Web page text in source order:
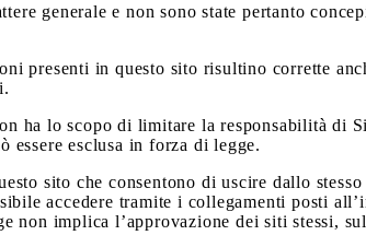
generale e non sono state pertanto
presenti in questo sito risultino corrette
ha lo scopo di limitare la responsabilità
essere esclusa in forza di legge.
sito che consentono di uscire dallo
accedere tramite i collegamenti posti
implica l’approvazione dei siti stessi,